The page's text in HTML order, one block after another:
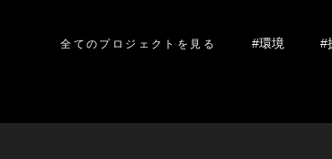
全てのプロジェクトを見る #環境 #